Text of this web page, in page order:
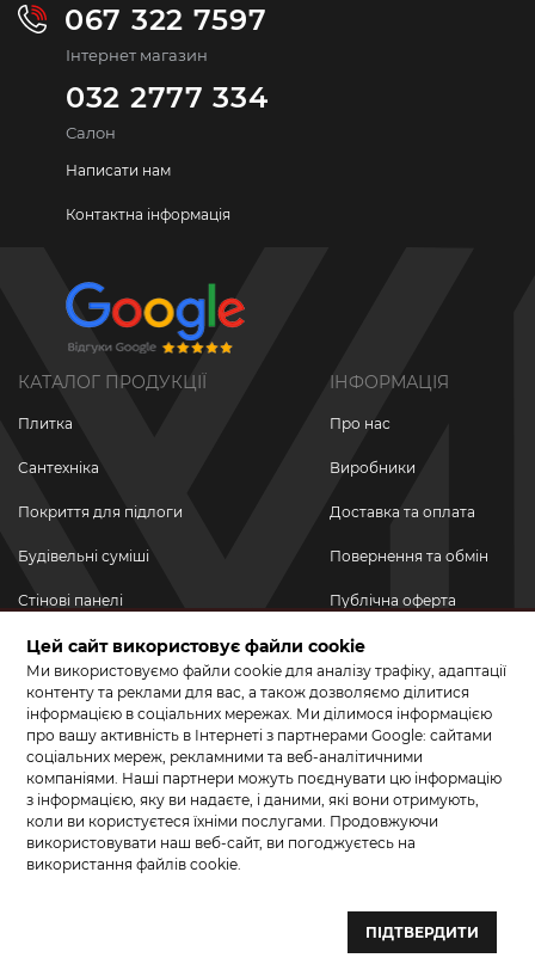
067 322 7597
Інтернет магазин
032 2777 334
Салон
Написати нам
Контактна інформація
КАТАЛОГ ПРОДУКЦІЇ
Плитка
Сантехніка
Покриття для підлоги
Будівельні суміші
Стінові панелі
Новинки
Акційні товари
Акції/Знижки
ІНФОРМАЦІЯ
Про нас
Виробники
Доставка та оплата
Повернення та обмін
Публічна оферта
Політика
конфіденційності
ПРИЄДНУЙТЕСЬ ДО НАС У СОЦМЕРЕЖАХ
Створення сайту та розробка сайтів — веб–студія ”Бренд–A“
Цей сайт використовує файли cookie
Ми використовуємо файли cookie для аналізу трафіку, адаптації
контенту та реклами для вас, а також дозволяємо ділитися
інформацією в соціальних мережах. Ми ділимося інформацією
про вашу активність в Інтернеті з партнерами Google: сайтами
соціальних мереж, рекламними та веб-аналітичними
компаніями. Наші партнери можуть поєднувати цю інформацію
з інформацією, яку ви надаєте, і даними, які вони отримують,
коли ви користуєтеся їхніми послугами. Продовжуючи
використовувати наш веб-сайт, ви погоджуєтесь на
використання файлів cookie.
ПІДТВЕРДИТИ